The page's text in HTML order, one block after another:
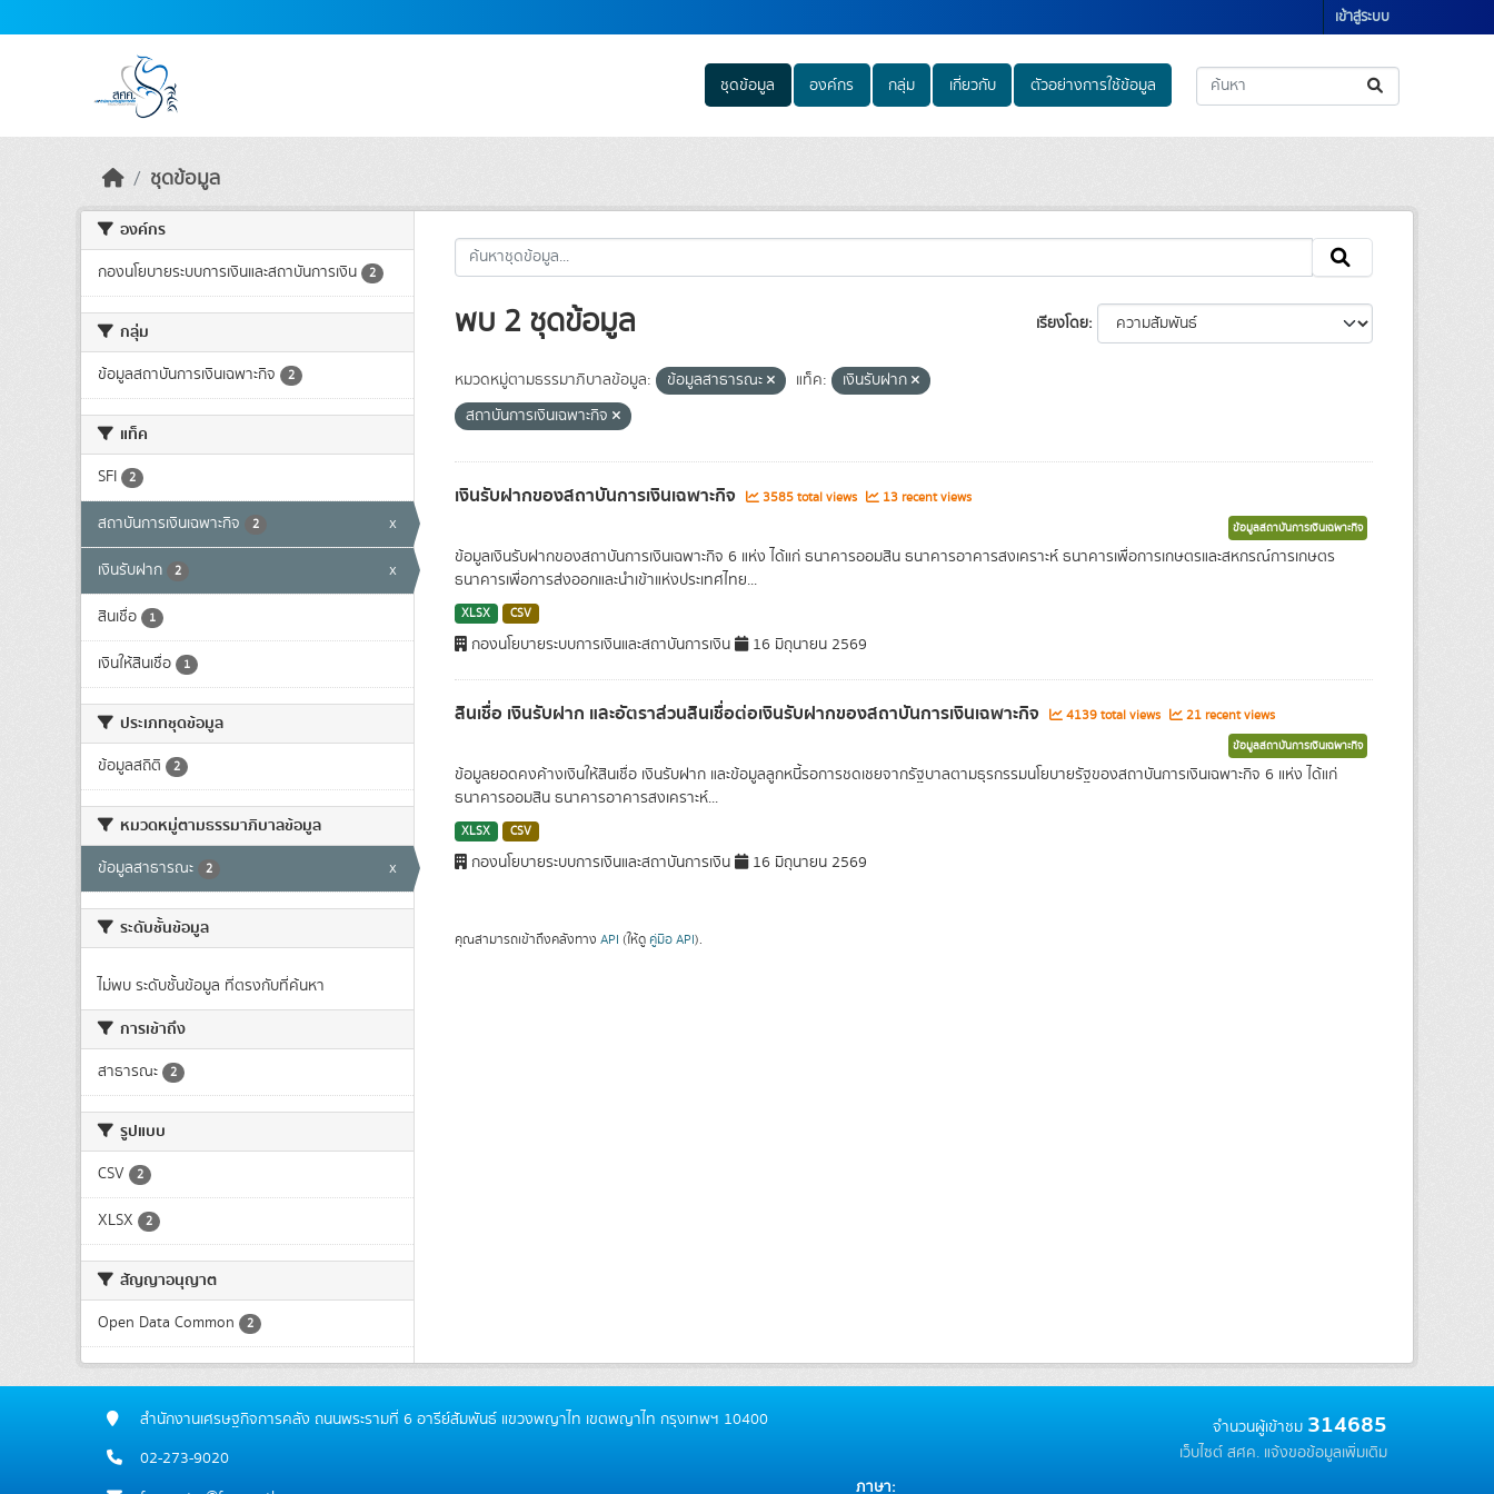
เข้าสู่ระบบ
ชุดข้อมูล องค์กร กลุ่ม เกี่ยวกับ ตัวอย่างการใช้ข้อมูล
ชุดข้อมูล
องค์กร
กองนโยบายระบบการเงินและสถาบันการเงิน 2
กลุ่ม
ข้อมูลสถาบันการเงินเฉพาะกิจ 2
แท็ค
SFI 2
สถาบันการเงินเฉพาะกิจ 2 x
เงินรับฝาก 2 x
สินเชื่อ 1
เงินให้สินเชื่อ 1
ประเภทชุดข้อมูล
ข้อมูลสถิติ 2
หมวดหมู่ตามธรรมาภิบาลข้อมูล
ข้อมูลสาธารณะ 2 x
ระดับชั้นข้อมูล
ไม่พบ ระดับชั้นข้อมูล ที่ตรงกับที่ค้นหา
การเข้าถึง
สาธารณะ 2
รูปแบบ
CSV 2
XLSX 2
สัญญาอนุญาต
Open Data Common 2
เรียงโดย
พบ 2 ชุดข้อมูล
หมวดหมู่ตามธรรมาภิบาลข้อมูล: ข้อมูลสาธารณะ แท็ค:
เงินรับฝาก
สถาบันการเงินเฉพาะกิจ
เงินรับฝากของสถาบันการเงินเฉพาะกิจ 3585 total views 13 recent views
ข้อมูลสถาบันการเงินเฉพาะกิจ
ข้อมูลเงินรับฝากของสถาบันการเงินเฉพาะกิจ 6 แห่ง ได้แก่ ธนาคารออมสิน ธนาคารอาคารสงเคราะห์ ธนาคารเพื่อการเกษตรและสหกรณ์การเกษตร
ธนาคารเพื่อการส่งออกและนำเข้าแห่งประเทศไทย...
XLSX CSV
กองนโยบายระบบการเงินและสถาบันการเงิน 16 มิถุนายน 2569
สินเชื่อ เงินรับฝาก และอัตราส่วนสินเชื่อต่อเงินรับฝากของสถาบันการเงินเฉพาะกิจ 4139 total views 21 recent views
ข้อมูลสถาบันการเงินเฉพาะกิจ
ข้อมูลยอดคงค้างเงินให้สินเชื่อ เงินรับฝาก และข้อมูลลูกหนี้รอการชดเชยจากรัฐบาลตามธุรกรรมนโยบายรัฐของสถาบันการเงินเฉพาะกิจ 6 แห่ง ได้แก่
ธนาคารออมสิน ธนาคารอาคารสงเคราะห์...
XLSX CSV
กองนโยบายระบบการเงินและสถาบันการเงิน 16 มิถุนายน 2569
คุณสามารถเข้าถึงคลังทาง API (ให้ดู คู่มือ API).
สำนักงานเศรษฐกิจการคลัง ถนนพระรามที่ 6 อารีย์สัมพันธ์ แขวงพญาไท เขตพญาไท กรุงเทพฯ 10400
02-273-9020
จำนวนผู้เข้าชม 314685
เว็บไซต์ สศค. แจ้งขอข้อมูลเพิ่มเติม
ภาษา